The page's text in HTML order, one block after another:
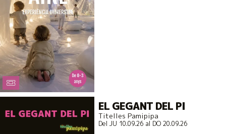
EL GEGANT DEL PI
Titelles Pamipipa
Del JU 10.09.26al DO 20.09.26